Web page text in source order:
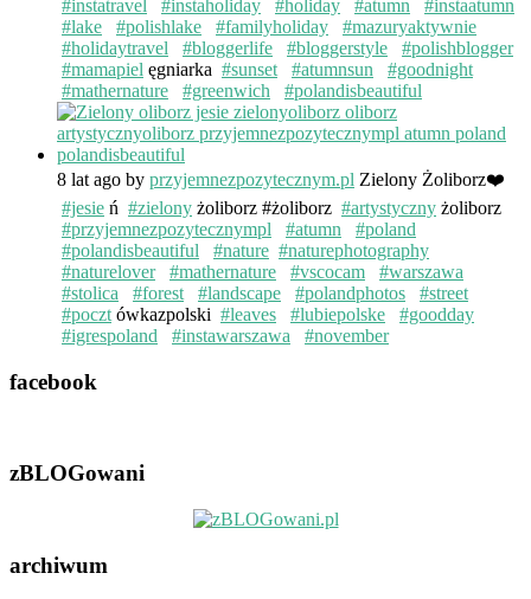
#instatravel #instaholiday #holiday #atumn
#instaatumn
#lake
#polishlake #familyholiday
#mazuryaktywnie
#holidaytravel
#bloggerlife #bloggerstyle
#polishblogger
#mamapiel ęgniarka #sunset #atumnsun
#goodnight
#mathernature
#greenwich #polandisbeautiful
8 lat ago by przyjemnezpozytecznym.pl Zielony Żoliborz❤️
#jesie ń #zielony żoliborz #żoliborz #artystyczny żoliborz
#przyjemnezpozytecznympl
#atumn
#poland
#polandisbeautiful
#nature #naturephotography
#naturelover
#mathernature #vscocam
#warszawa
#stolica
#forest #landscape #polandphotos
#street
#poczt ówkazpolski #leaves #lubiepolske
#goodday
#igrespoland
#instawarszawa #november
facebook
zBLOGowani
archiwum